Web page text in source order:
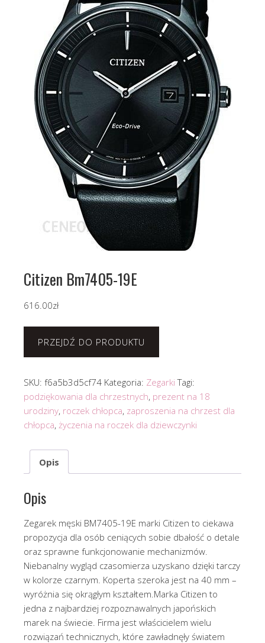
Citizen Bm7405-19E
616.00zł
PRZEJDŹ DO PRODUKTU
SKU: f6a5b3d5cf74 Kategoria: Zegarki Tagi:
podziękowania dla chrzestnych, prezent na 18
urodziny, roczek chłopca, zaproszenia na chrzest dla
chłopca, życzenia na roczek dla dziewczynki
Opis
Opis
Zegarek męski BM7405-19E marki Citizen to ciekawa
propozycja dla osób ceniących sobie dbałość o detale
oraz sprawne funkcjonowanie mechanizmów.
Niebanalny wygląd czasomierza uzyskano dzięki tarczy
w kolorze czarnym. Koperta szeroka jest na 40 mm –
wyróżnia się okrągłym kształtem.Marka Citizen to
jedna z najbardziej rozpoznawalnych japońskich
marek na świecie. Firma jest właścicielem wielu
rozwiązań technicznych, które zawładnęły światem